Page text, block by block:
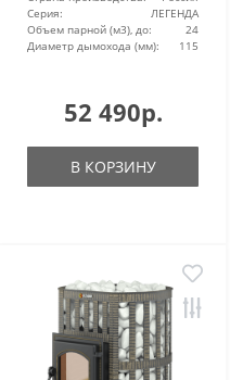
Серия:
ЛЕГЕНДА
Объем парной (м3), до:
24
Диаметр дымохода (мм):
115
52 490р.
В КОРЗИНУ